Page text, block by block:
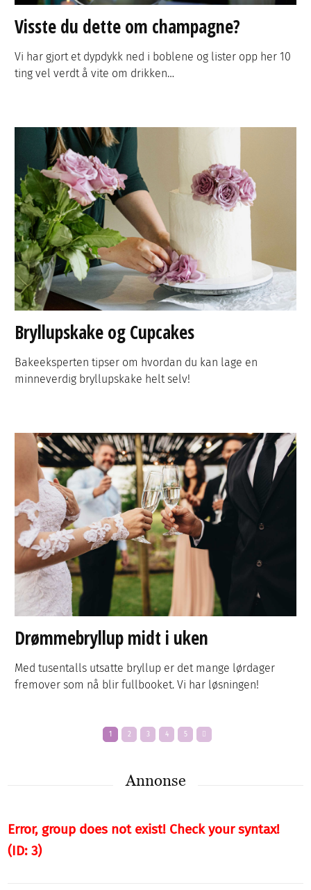
Visste du dette om champagne?
Vi har gjort et dypdykk ned i boblene og lister opp her 10
ting vel verdt å vite om drikken…
Bryllupskake og Cupcakes
Bakeeksperten tipser om hvordan du kan lage en
minneverdig bryllupskake helt selv!
Drømmebryllup midt i uken
Med tusentalls utsatte bryllup er det mange lørdager
fremover som nå blir fullbooket. Vi har løsningen!
1 2 3 4 5
Annonse
Error, group does not exist! Check your syntax!
(ID: 3)